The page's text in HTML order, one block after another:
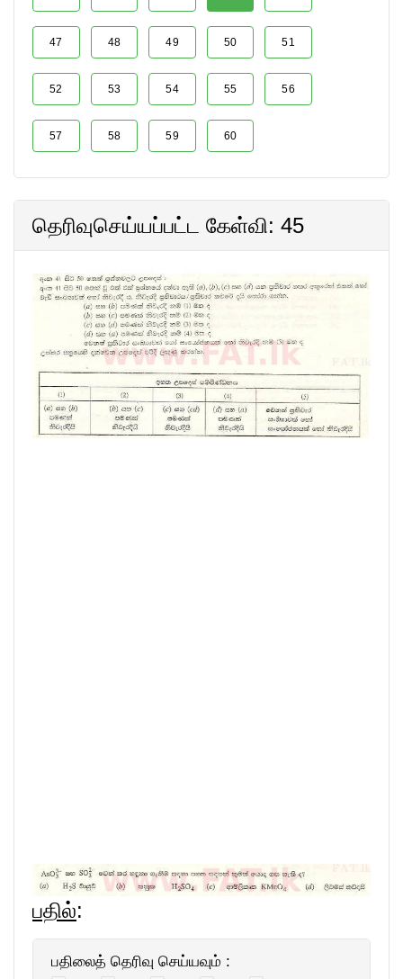
47 48 49 50 51
52 53 54 55 56
57 58 59 60
தெரிவுசெய்யப்பட்ட கேள்வி: 45
பதில்:
பதிலைத் தெரிவு செய்யவும் :